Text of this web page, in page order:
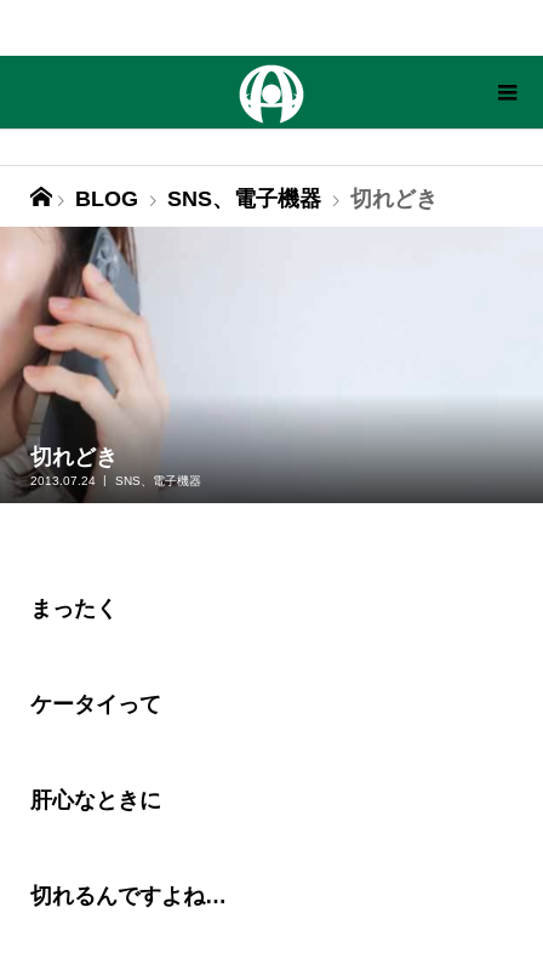
BLOG SNS、電子機器 切れどき
切れどき
2013.07.24 SNS、電子機器
まったく
ケータイって
肝心なときに
切れるんですよね…